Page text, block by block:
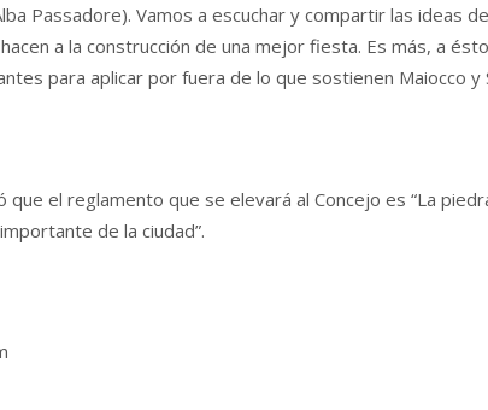
Passadore). Vamos a escuchar y compartir las ideas
a la construcción de una mejor fiesta. Es más, a
para aplicar por fuera de lo que sostienen Maiocco y
que el reglamento que se elevará al Concejo es “La
de la ciudad”.